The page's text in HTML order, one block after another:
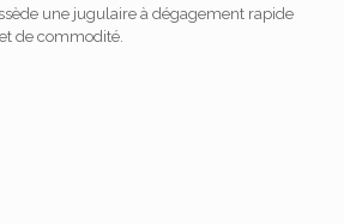
une jugulaire à dégagement rapide
de commodité.